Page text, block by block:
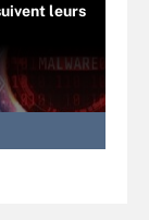
leurs